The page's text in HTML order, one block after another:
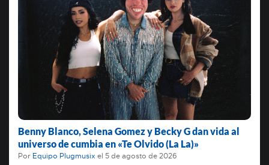
Benny Blanco, Selena Gomez y Becky G dan vida al
universo de cumbia en «Te Olvido (La La)»
Por Equipo Plugmusix el 5 de agosto de 2026